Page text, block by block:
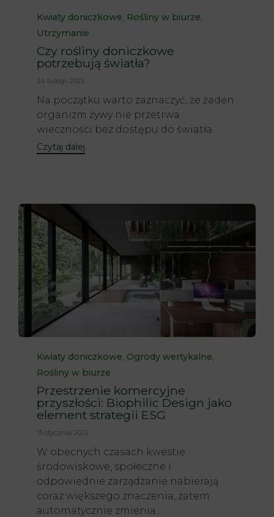
Category
Kwiaty doniczkowe, Rośliny w biurze,
Utrzymanie
Czy rośliny doniczkowe
potrzebują światła?
24 lutego 2025
Na początku warto zaznaczyć, że żaden
organizm żywy nie przetrwa
wieczności bez dostępu do światła....
Czytaj dalej
Category
Kwiaty doniczkowe, Ogrody wertykalne,
Rośliny w biurze
Przestrzenie komercyjne
przyszłości: Biophilic Design jako
element strategii ESG
15 stycznia 2025
W obecnych czasach kwestie
środowiskowe, społeczne i
odpowiednie zarządzanie nabierają
coraz większego znaczenia, zatem
automatycznie zmienia...